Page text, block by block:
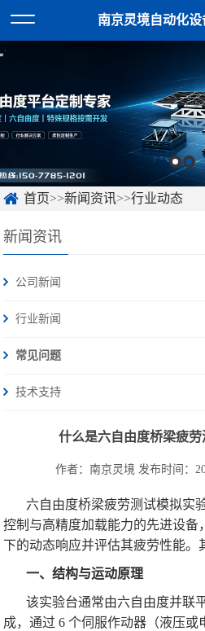
南京灵境自动化设
首页>>新闻资讯>>行业动态
新闻资讯
公司新闻
行业新闻
常见问题
技术支持
什么是六自由度桥梁疲劳
作者：南京灵境 发布时间：
六自由度桥梁疲劳测试模拟实
控制与高精度加载能力的先进设备
下的动态响应并评估其疲劳性能。
一、结构与运动原理
该实验台通常由六自由度并联
成，通过 6 个伺服作动器（液压或